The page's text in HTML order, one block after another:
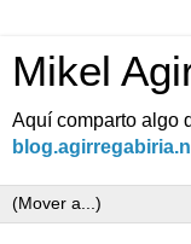
Mikel
Aquí comparto algo